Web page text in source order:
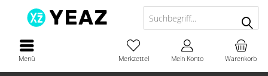
Menü Warenkorb
Merkzettel Mein Konto